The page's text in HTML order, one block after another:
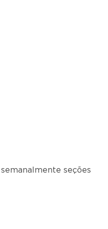
seções